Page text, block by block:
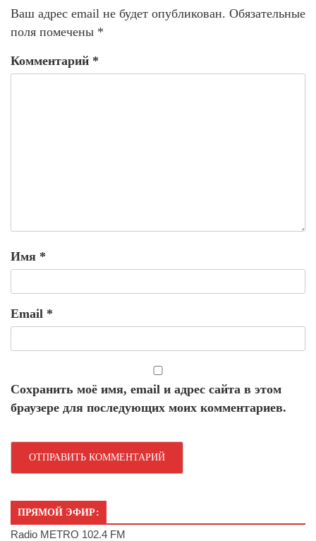
Ваш адрес email не будет опубликован. Обязательные
поля помечены *
Комментарий *
Имя *
Email *
Сохранить моё имя, email и адрес сайта в этом
браузере для последующих моих комментариев.
ПРЯМОЙ ЭФИР:
Radio METRO 102.4 FM